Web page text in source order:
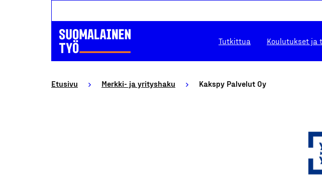
Tutkittua Koulutukset ja
Etusivu Merkki- ja yrityshaku Kakspy Palvelut Oy